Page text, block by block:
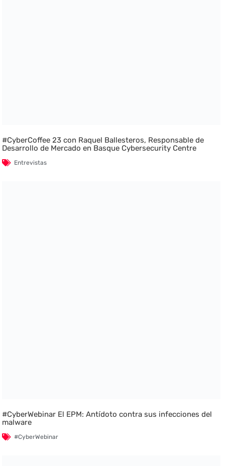
#CyberCoffee 23 con Raquel Ballesteros, Responsable de
Desarrollo de Mercado en Basque Cybersecurity Centre
Entrevistas
#CyberWebinar El EPM: Antídoto contra sus infecciones del
malware
#CyberWebinar